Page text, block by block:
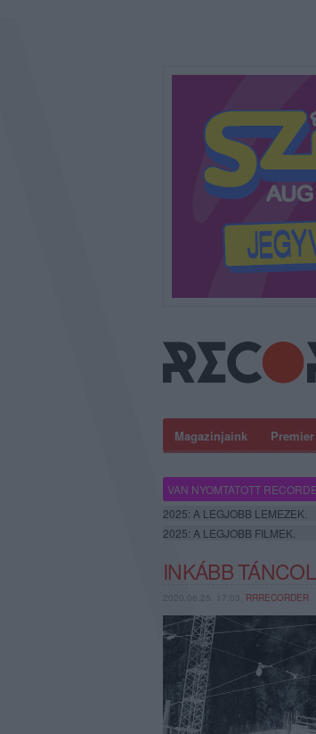
Magazinjaink Premier
VAN NYOMTATOTT
2025: A LEGJOBB LEMEZEK.
2025: A LEGJOBB FILMEK.
INKÁBB
2020.06.25. 17:03, RRRECORDER